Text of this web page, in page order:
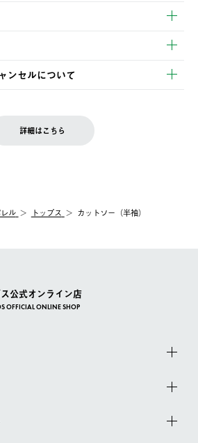
お支払いいただけます。
2営業日以内に商品を発送いたします。
せんので、木曜日以降のご注文は週明け
います。
。
る送料は、お客様ご負担とさせていただ
いただき、ご希望商品を再注文してくだ
ンセルについて
方は、会員マイページ内 購入履歴画面に
詳細はこちら
ル トップス カットソー（半袖）
公式オンライン店
OFFICIAL ONLINE SHOP